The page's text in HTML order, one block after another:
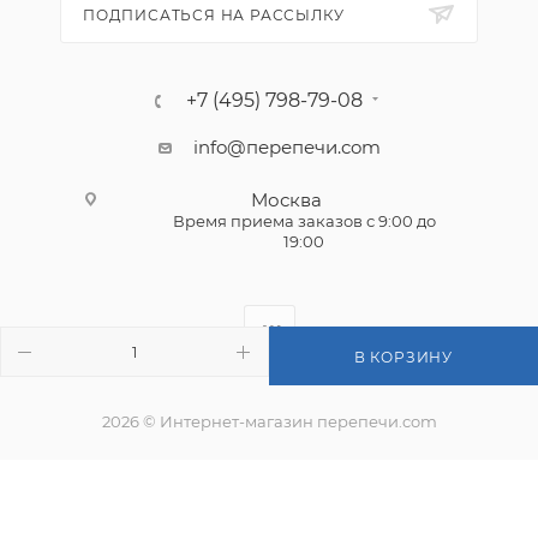
В КОРЗИНУ
ПОДПИСАТЬСЯ НА РАССЫЛКУ
+7 (495) 798-79-08
info@перепечи.com
Москва
Время приема заказов с 9:00 до
19:00
2026 © Интернет-магазин перепечи.com